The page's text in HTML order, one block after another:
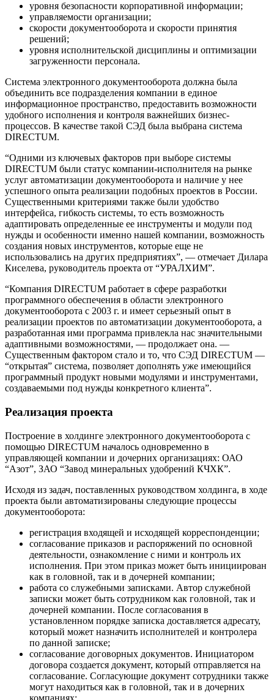
уровня безопасности корпоративной информации;
управляемости организации;
скорости документооборота и скорости принятия
решений;
уровня исполнительской дисциплины и оптимизации
загруженности персонала.
Система электронного документооборота должна была
объединить все подразделения компании в единое
информационное пространство, предоставить возможности
удобного исполнения и контроля важнейших бизнес-
процессов. В качестве такой СЭД была выбрана система
DIRECTUM.
“Одними из ключевых факторов при выборе системы
DIRECTUM были статус компании-исполнителя на рынке
услуг автоматизации документооборота и наличие у нее
успешного опыта реализации подобных проектов в России.
Существенными критериями также были удобство
интерфейса, гибкость системы, то есть возможность
адаптировать определенные ее инструменты и модули под
нужды и особенности именно нашей компании, возможность
создания новых инструментов, которые еще не
использовались на других предприятиях”, — отмечает Дилара
Киселева, руководитель проекта от “УРАЛХИМ”.
“Компания DIRECTUM работает в сфере разработки
программного обеспечения в области электронного
документооборота с 2003 г. и имеет серьезный опыт в
реализации проектов по автоматизации документооборота, а
разработанная ими программа привлекла нас значительными
адаптивными возможностями, — продолжает она. —
Существенным фактором стало и то, что СЭД DIRECTUM —
“открытая” система, позволяет дополнять уже имеющийся
программный продукт новыми модулями и инструментами,
создаваемыми под нужды конкретного клиента”.
Реализация проекта
Построение в холдинге электронного документооборота с
помощью DIRECTUM началось одновременно в
управляющей компании и дочерних организациях: ОАО
“Азот”, ЗАО “Завод минеральных удобрений КЧХК”.
Исходя из задач, поставленных руководством холдинга, в ходе
проекта были автоматизированы следующие процессы
документооборота:
регистрация входящей и исходящей корреспонденции;
согласование приказов и распоряжений по основной
деятельности, ознакомление с ними и контроль их
исполнения. При этом приказ может быть инициирован
как в головной, так и в дочерней компании;
работа со служебными записками. Автор служебной
записки может быть сотрудником как головной, так и
дочерней компании. После согласования в
установленном порядке записка доставляется адресату,
который может назначить исполнителей и контролера
по данной записке;
согласование договорных документов. Инициатором
договора создается документ, который отправляется на
согласование. Согласующие документ сотрудники также
могут находиться как в головной, так и в дочерних
компаниях;